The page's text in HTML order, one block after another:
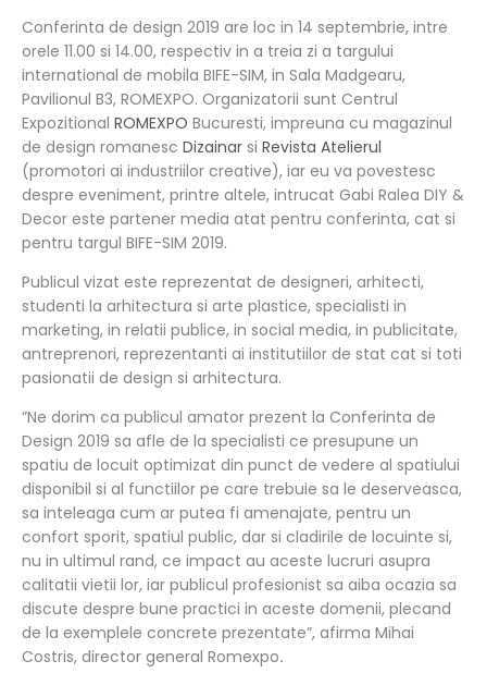
Conferinta de design 2019 are loc in 14 septembrie, intre
orele 11.00 si 14.00, respectiv in a treia zi a targului
international de mobila BIFE-SIM, in Sala Madgearu,
Pavilionul B3, ROMEXPO. Organizatorii sunt Centrul
Expozitional ROMEXPO Bucuresti, impreuna cu magazinul
de design romanesc Dizainar si Revista Atelierul
(promotori ai industriilor creative), iar eu va povestesc
despre eveniment, printre altele, intrucat Gabi Ralea DIY &
Decor este partener media atat pentru conferinta, cat si
pentru targul BIFE-SIM 2019.
Publicul vizat este reprezentat de designeri, arhitecti,
studenti la arhitectura si arte plastice, specialisti in
marketing, in relatii publice, in social media, in publicitate,
antreprenori, reprezentanti ai institutiilor de stat cat si toti
pasionatii de design si arhitectura.
”Ne dorim ca publicul amator prezent la Conferinta de
Design 2019 sa afle de la specialisti ce presupune un
spatiu de locuit optimizat din punct de vedere al spatiului
disponibil si al functiilor pe care trebuie sa le deserveasca,
sa inteleaga cum ar putea fi amenajate, pentru un
confort sporit, spatiul public, dar si cladirile de locuinte si,
nu in ultimul rand, ce impact au aceste lucruri asupra
calitatii vietii lor, iar publicul profesionist sa aiba ocazia sa
discute despre bune practici in aceste domenii, plecand
de la exemplele concrete prezentate”, afirma Mihai
Costris, director general Romexpo.